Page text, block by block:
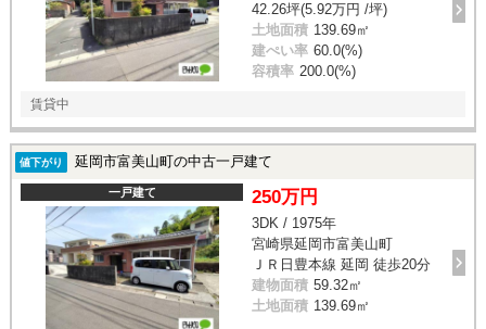
42.26坪(5.92万円 /坪)
土地面積 139.69㎡
建ぺい率 60.0(%)
容積率 200.0(%)
賃貸中
値下がり 延岡市富美山町の中古一戸建て
一戸建て 250万円
3DK / 1975年
宮崎県延岡市富美山町
ＪＲ日豊本線 延岡 徒歩20分
建物面積 59.32㎡
土地面積 139.69㎡